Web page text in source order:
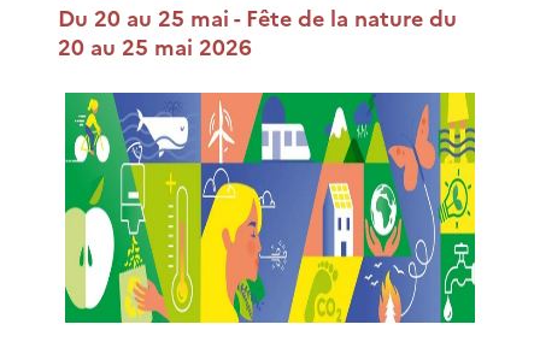
Du 20 au 25 mai - Fête de la nature du
20 au 25 mai 2026